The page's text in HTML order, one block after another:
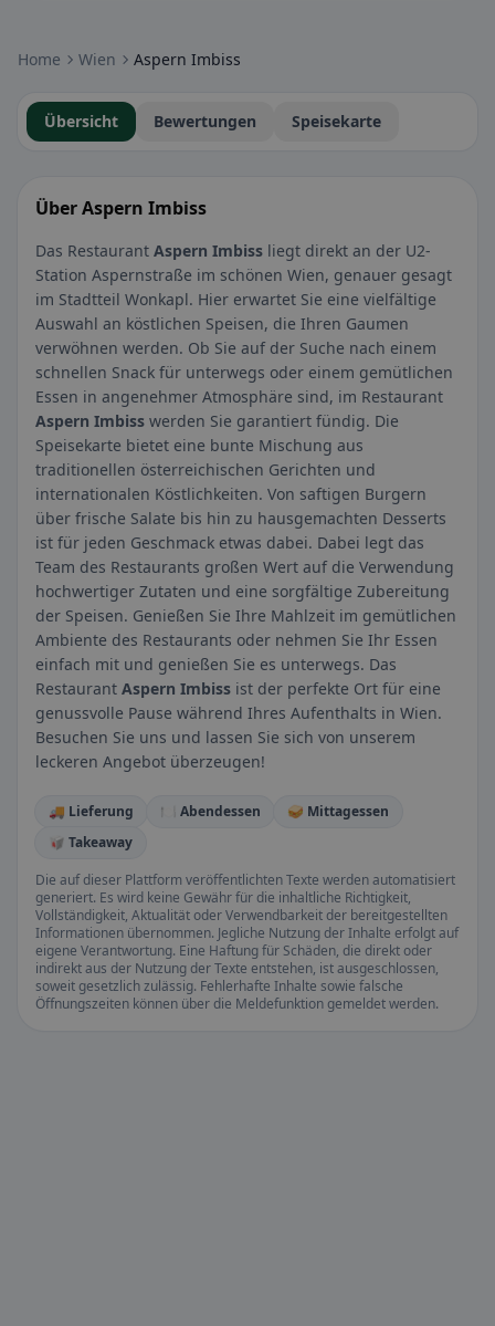
Home Wien Aspern Imbiss
Übersicht Bewertungen Speisekarte
Über Aspern Imbiss
Das Restaurant Aspern Imbiss liegt direkt an der U2-
Station Aspernstraße im schönen Wien, genauer gesagt
im Stadtteil Wonkapl. Hier erwartet Sie eine vielfältige
Auswahl an köstlichen Speisen, die Ihren Gaumen
verwöhnen werden. Ob Sie auf der Suche nach einem
schnellen Snack für unterwegs oder einem gemütlichen
Essen in angenehmer Atmosphäre sind, im Restaurant
Aspern Imbiss werden Sie garantiert fündig. Die
Speisekarte bietet eine bunte Mischung aus
traditionellen österreichischen Gerichten und
internationalen Köstlichkeiten. Von saftigen Burgern
über frische Salate bis hin zu hausgemachten Desserts
ist für jeden Geschmack etwas dabei. Dabei legt das
Team des Restaurants großen Wert auf die Verwendung
hochwertiger Zutaten und eine sorgfältige Zubereitung
der Speisen. Genießen Sie Ihre Mahlzeit im gemütlichen
Ambiente des Restaurants oder nehmen Sie Ihr Essen
einfach mit und genießen Sie es unterwegs. Das
Restaurant Aspern Imbiss ist der perfekte Ort für eine
genussvolle Pause während Ihres Aufenthalts in Wien.
Besuchen Sie uns und lassen Sie sich von unserem
leckeren Angebot überzeugen!
🚚 Lieferung 🍽️ Abendessen
🥪 Mittagessen
🥡 Takeaway
Die auf dieser Plattform veröffentlichten Texte werden automatisiert
generiert. Es wird keine Gewähr für die inhaltliche Richtigkeit,
Vollständigkeit, Aktualität oder Verwendbarkeit der bereitgestellten
Informationen übernommen. Jegliche Nutzung der Inhalte erfolgt auf
eigene Verantwortung. Eine Haftung für Schäden, die direkt oder
indirekt aus der Nutzung der Texte entstehen, ist ausgeschlossen,
soweit gesetzlich zulässig. Fehlerhafte Inhalte sowie falsche
Öffnungszeiten können über die Meldefunktion gemeldet werden.